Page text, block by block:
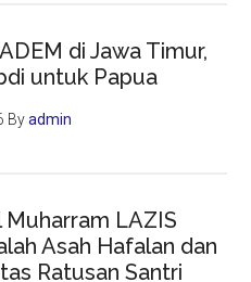
di Jawa Timur,
untuk Papua
Byadmin
Muharram LAZIS
Asah Hafalan dan
Ratusan Santri